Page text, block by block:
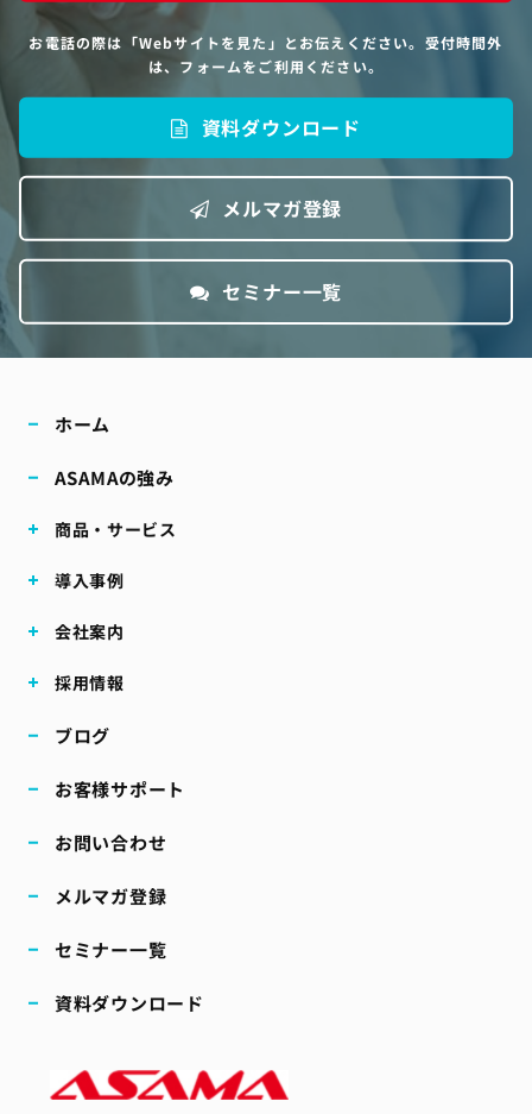
お電話の際は「Webサイトを見た」とお伝えください。受付時間外
は、フォームをご利用ください。
資料ダウンロード
メルマガ登録
セミナー一覧
ホーム
ASAMAの強み
商品・サービス
導入事例
会社案内
採用情報
ブログ
お客様サポート
お問い合わせ
メルマガ登録
セミナー一覧
資料ダウンロード